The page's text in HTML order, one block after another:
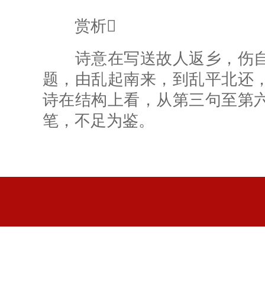
赏析
诗意在写送故人返乡，伤
题，由乱起南来，到乱平北还
诗在结构上看，从第三句至第
笔，不足为鉴。